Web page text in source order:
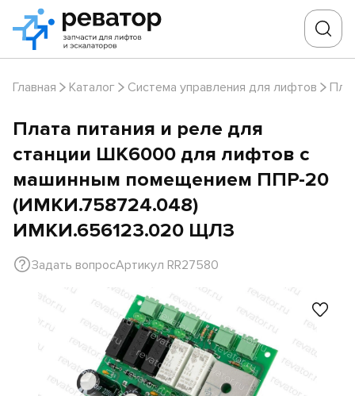
Главная Каталог Система управления для лифтов
Плата питания и реле для
станции ШК6000 для лифтов с
машинным помещением ППР-20
(ИМКИ.758724.048)
ИМКИ.656123.020 ЩЛЗ
Задать вопросАртикул RR27580